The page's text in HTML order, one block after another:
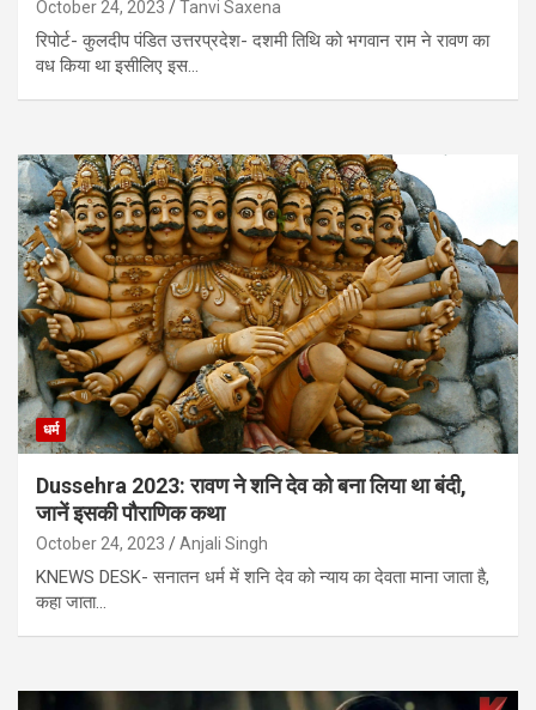
October 24, 2023 Tanvi Saxena
रिपोर्ट- कुलदीप पंडित उत्तरप्रदेश- दशमी तिथि को भगवान राम ने रावण का
वध किया था इसीलिए इस…
धर्म
Dussehra 2023: रावण ने शनि देव को बना लिया था बंदी,
जानें इसकी पौराणिक कथा
October 24, 2023 Anjali Singh
KNEWS DESK- सनातन धर्म में शनि देव को न्याय का देवता माना जाता है,
कहा जाता…